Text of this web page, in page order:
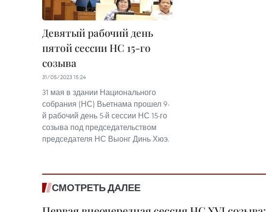
Девятый рабочий день
пятой сессии НС 15-го
созыва
31/05/2023 15:24
31 мая в здании Национального
собрания (НС) Вьетнама прошел 9-
й рабочий день 5-й сессии НС 15-го
созыва под председательством
председателя НС Выонг Динь Хюэ.
СМОТРЕТЬ ДАЛЕЕ